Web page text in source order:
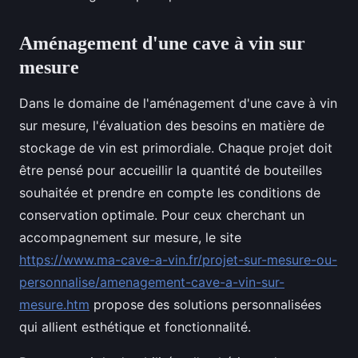
Aménagement d'une cave à vin sur
mesure
Dans le domaine de l'aménagement d'une cave à vin
sur mesure, l'évaluation des besoins en matière de
stockage de vin est primordiale. Chaque projet doit
être pensé pour accueillir la quantité de bouteilles
souhaitée et prendre en compte les conditions de
conservation optimale. Pour ceux cherchant un
accompagnement sur mesure, le site
https://www.ma-cave-a-vin.fr/projet-sur-mesure-ou-
personnalise/amenagement-cave-a-vin-sur-
mesure.htm propose des solutions personnalisées
qui allient esthétique et fonctionnalité.